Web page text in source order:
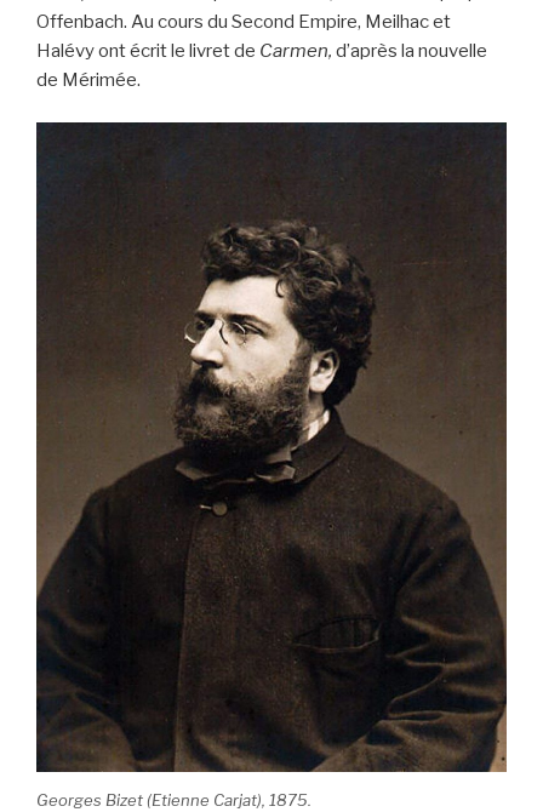
Offenbach. Au cours du Second Empire, Meilhac et
Halévy ont écrit le livret de Carmen, d’après la nouvelle
de Mérimée.
Georges Bizet (Etienne Carjat), 1875.